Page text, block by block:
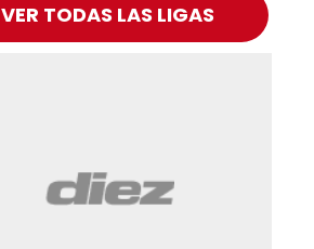
VER TODAS LAS LIGAS